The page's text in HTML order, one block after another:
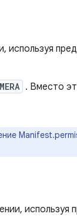
используя
. Вместо
используя